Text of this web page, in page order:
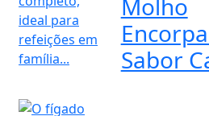
Molho
Sabor